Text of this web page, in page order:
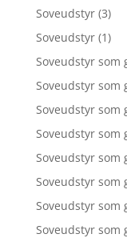
Soveudstyr (3)
Soveudstyr (1)
Soveudstyr som
Soveudstyr som
Soveudstyr som
Soveudstyr som
Soveudstyr som
Soveudstyr som
Soveudstyr som
Soveudstyr som